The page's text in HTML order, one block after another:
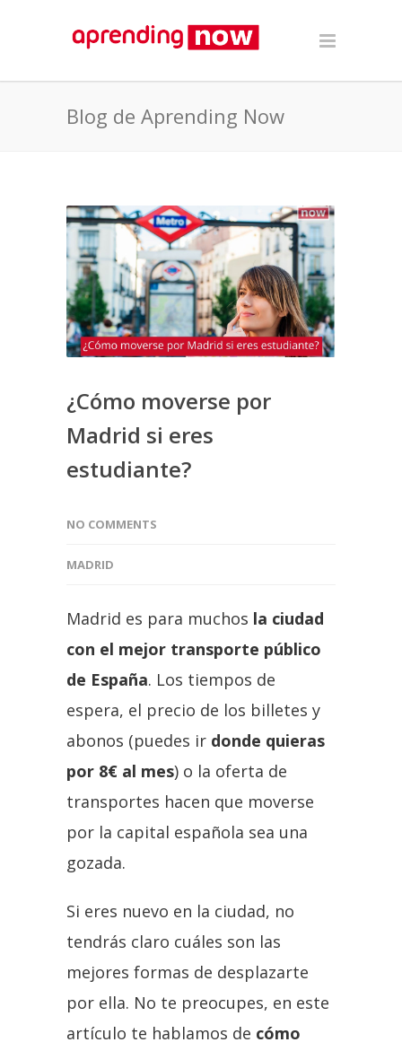
Blog de Aprending Now
¿Cómo moverse por
Madrid si eres
estudiante?
NO COMMENTS
MADRID
Madrid es para muchos la ciudad
con el mejor transporte público
de España. Los tiempos de
espera, el precio de los billetes y
abonos (puedes ir donde quieras
por 8€ al mes) o la oferta de
transportes hacen que moverse
por la capital española sea una
gozada.
Si eres nuevo en la ciudad, no
tendrás claro cuáles son las
mejores formas de desplazarte
por ella. No te preocupes, en este
artículo te hablamos de cómo